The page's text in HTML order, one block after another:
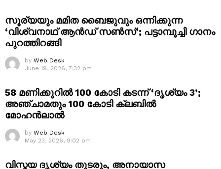
സൂര്യയും മമിത ബൈജുവും ഒന്നിക്കുന്ന
‘വിശ്വനാഥ് ആൻഡ് സൺസ്’; പട്ടാമ്പൂച്ചി ഗാനം
പുറത്തിറങ്ങി
by Web Desk
June 19, 2026, 7:32 pm
58 മണിക്കൂറിൽ 100 കോടി കടന്ന് ‘ദൃശ്യം 3’;
അഞ്ചാമതും 100 കോടി ക്ലബിൽ
മോഹൻലാൽ
by Web Desk
May 23, 2026, 9:02 pm
വിസ്മയ ദൃശ്യം തുടരും, അനായാസ